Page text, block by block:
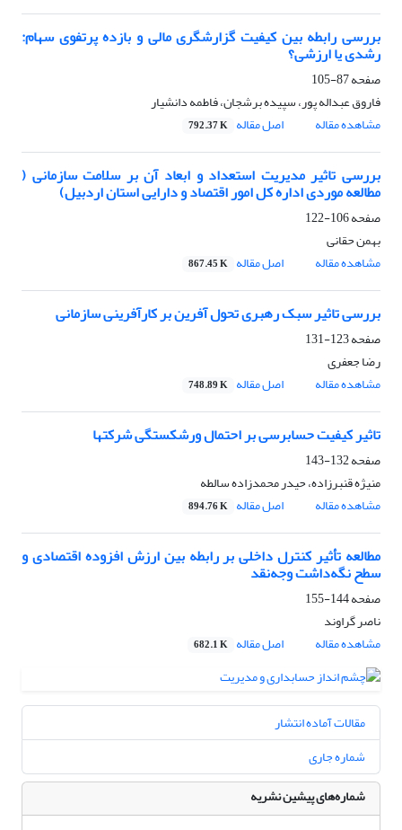
بررسی رابطه بین کیفیت گزارشگری مالی و بازده پرتفوی سهام:
رشدی یا ارزشی؟
صفحه87-105
فاروق عبداله پور، سپیده برشجان، فاطمه دانشیار
مشاهده مقاله
اصل مقاله 792.37 K
بررسی تاثیر مدیریت استعداد و ابعاد آن بر سلامت سازمانی (
مطالعه موردی اداره کل امور اقتصاد و دارایی استان اردبیل)
صفحه106-122
بهمن حقانی
مشاهده مقاله
اصل مقاله 867.45 K
بررسی تاثیر سبک رهبری تحول آفرین بر کارآفرینی سازمانی
صفحه123-131
رضا جعفری
مشاهده مقاله
اصل مقاله 748.89 K
تاثیر کیفیت حسابرسی بر احتمال ورشکستگی شرکتها
صفحه132-143
منیژه قنبرزاده، حیدر محمدزاده سالطه
مشاهده مقاله
اصل مقاله 894.76 K
مطالعه تأثیر کنترل داخلی بر رابطه بین ارزش افزوده اقتصادی و
سطح نگه‌داشت وجه‌نقد
صفحه144-155
ناصر گراوند
مشاهده مقاله
اصل مقاله 682.1 K
مقالات آماده انتشار
شماره جاری
شماره‌های پیشین نشریه